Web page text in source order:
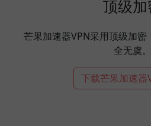
顶级加
芒果加速器VPN采用顶级加
全无虞。
下载芒果加速器